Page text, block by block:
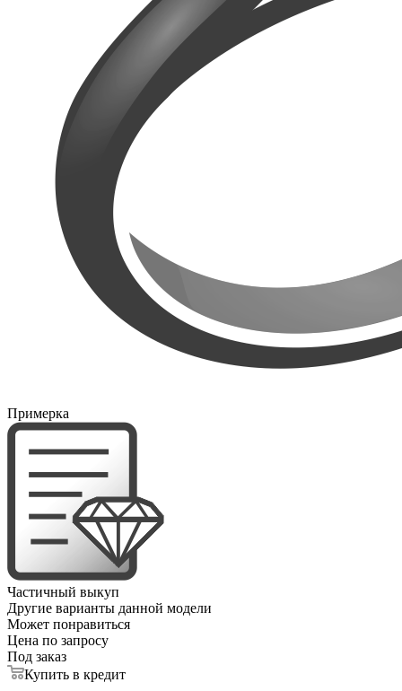
Примерка
Частичный выкуп
Другие варианты данной модели
Может понравиться
Цена по запросу
Под заказ
Купить в кредит